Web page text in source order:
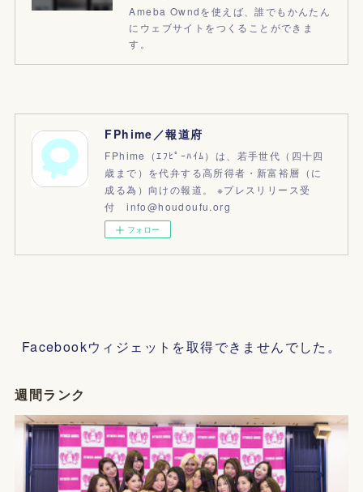
Ameba Owndを使えば、誰でもかんたん
にウェブサイトをつくることができま
す。
FPhime／報道府
FPhime（ｴﾌﾋﾟｰﾊｲﾑ）は、若手世代（四十四
歳まで）を代弁する高所得者・新富裕層（に
成る為）向けの報道。 ※プレスリリース受
付 info@houdoufu.org
フォロー
Facebookウィジェットを取得できませんでした。
週間ランク